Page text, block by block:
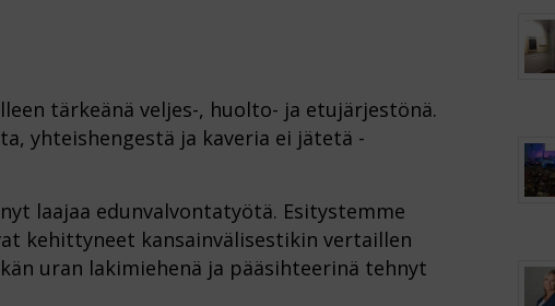
tärkeänä veljes-, huolto- ja etujärjestönä.
yhteishengestä ja kaveria ei jätetä -
laajaa edunvalvontatyötä. Esitystemme
kehittyneet kansainvälisestikin vertaillen
uran lakimiehenä ja pääsihteerinä tehnyt